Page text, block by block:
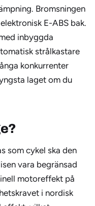
Bromsningen
E-ABS bak.
inbyggda
strålkastare
konkurrenter
laget om du
som cykel ska den
vara begränsad
motoreffekt på
i nordisk